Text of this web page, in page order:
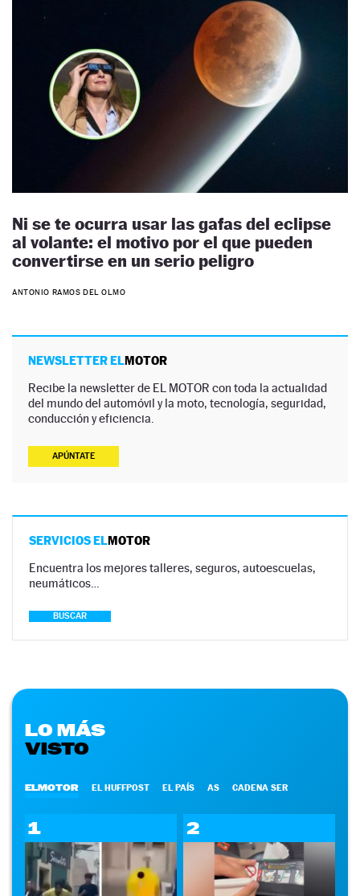
Ni se te ocurra usar las gafas del eclipse
al volante: el motivo por el que pueden
convertirse en un serio peligro
ANTONIO RAMOS DEL OLMO
NEWSLETTER ELMOTOR
Recibe la newsletter de EL MOTOR con toda la actualidad
del mundo del automóvil y la moto, tecnología, seguridad,
conducción y eficiencia.
APÚNTATE
SERVICIOS ELMOTOR
Encuentra los mejores talleres, seguros, autoescuelas,
neumáticos…
BUSCAR
LO MÁS
VISTO
ELMOTOR EL HUFFPOST EL PAÍS AS CADENA SER
1 2